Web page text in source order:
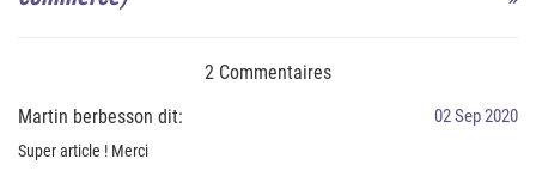
2 Commentaires
Martin berbesson dit:
02 Sep 2020
Super article ! Merci